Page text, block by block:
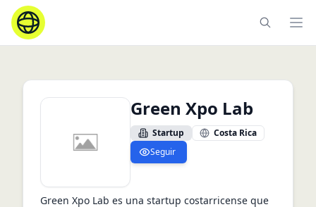
Green Xpo Lab
Startup
Costa Rica
Seguir
Green Xpo Lab es una startup costarricense que